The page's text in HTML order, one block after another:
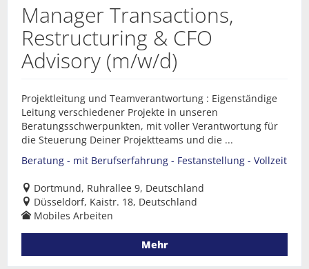
Manager Transactions,
Restructuring & CFO
Advisory (m/w/d)
Projektleitung und Teamverantwortung : Eigenständige
Leitung verschiedener Projekte in unseren
Beratungsschwerpunkten, mit voller Verantwortung für
die Steuerung Deiner Projektteams und die ...
Beratung - mit Berufserfahrung - Festanstellung - Vollzeit
Dortmund, Ruhrallee 9, Deutschland
Düsseldorf, Kaistr. 18, Deutschland
Mobiles Arbeiten
Mehr